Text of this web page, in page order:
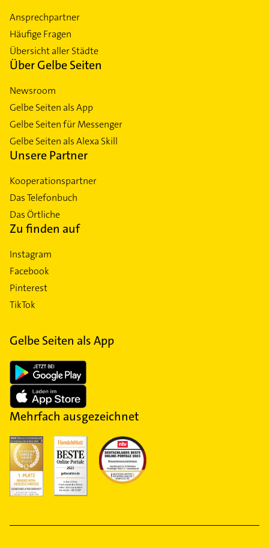
Ansprechpartner
Häufige Fragen
Übersicht aller Städte
Über Gelbe Seiten
Newsroom
Gelbe Seiten als App
Gelbe Seiten für Messenger
Gelbe Seiten als Alexa Skill
Unsere Partner
Kooperationspartner
Das Telefonbuch
Das Örtliche
Zu finden auf
Instagram
Facebook
Pinterest
TikTok
Gelbe Seiten als App
Mehrfach ausgezeichnet